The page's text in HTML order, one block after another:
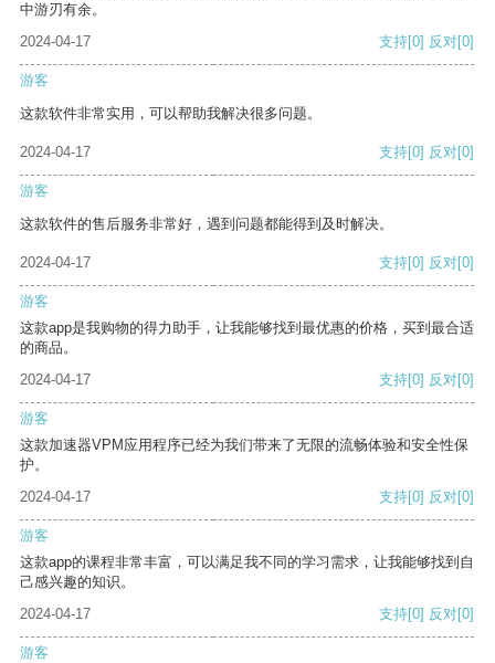
中游刃有余。
2024-04-17
支持[0] 反对[0]
游客
这款软件非常实用，可以帮助我解决很多问题。
2024-04-17 支持[0] 反对[0]
游客
这款软件的售后服务非常好，遇到问题都能得到及时解决。
2024-04-17 支持[0] 反对[0]
游客
这款app是我购物的得力助手，让我能够找到最优惠的价格，买到最合适
的商品。
2024-04-17
支持[0] 反对[0]
游客
这款加速器VPM应用程序已经为我们带来了无限的流畅体验和安全性保
护。
2024-04-17
支持[0] 反对[0]
游客
这款app的课程非常丰富，可以满足我不同的学习需求，让我能够找到自
己感兴趣的知识。
2024-04-17
支持[0] 反对[0]
游客